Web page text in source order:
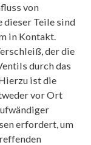
von
dieser Teile sind
in Kontakt.
der die
durch das
ist die
vor Ort
erfordert, um